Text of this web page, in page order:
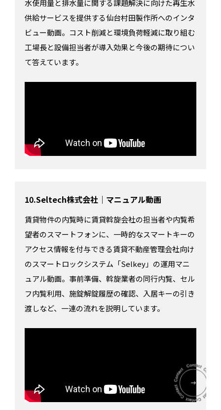
水使用量と排水量に関する課題解決に向けた再生水
供給サービスを提供する仙台村田製作所へのインタ
ビュー動画。コスト削減と環境負荷軽減に取り組む
工場長と設備担当者が導入効果と今後の期待につい
て答えています。
10.Seltech株式会社｜マニュアル動画
賃貸物件の内覧時に賃貸斡旋会社の担当者や内覧希
望者のスマートフォンに、一時的なスマートキーの
アクセス情報を付与できる賃貸不動産管理会社向け
のスマートロックシステム「Selkey」の運用マニ
ュアル動画。事前準備、斡旋業者の同行内覧、セル
フ内覧利用、施錠解錠履歴の確認、入居キーの引き
渡しなど、一連の流れを説明しています。